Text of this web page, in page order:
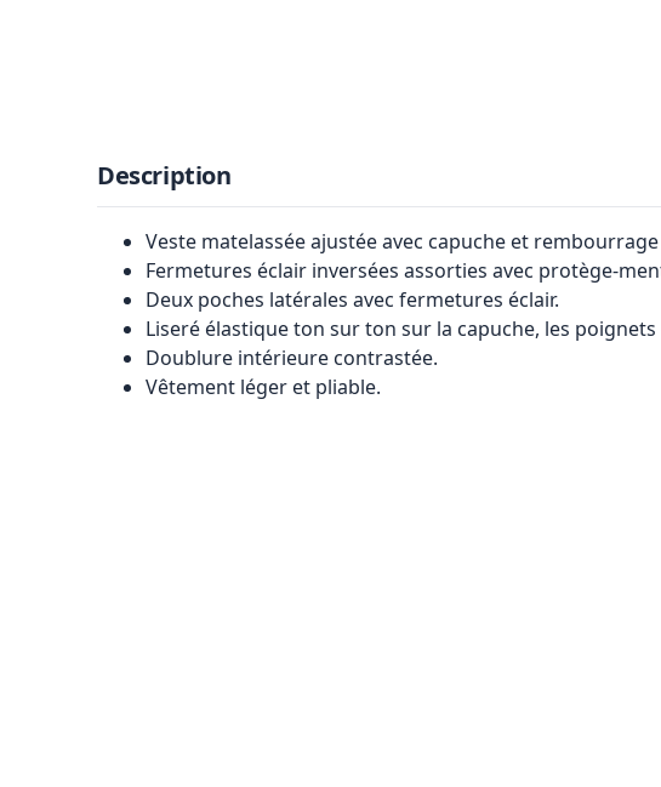
Description
Veste matelassée ajustée avec capuche et
Fermetures éclair inversées assorties avec protège-
Deux poches latérales avec fermetures éclair.
Liseré élastique ton sur ton sur la capuche, les poignets
Doublure intérieure contrastée.
Vêtement léger et pliable.